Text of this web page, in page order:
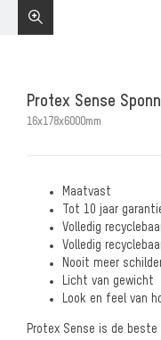
Protex Sense
16x178x6000mm
Maatvast
Tot 10 jaar
Volledig
Volledig
Nooit meer
Licht van gewicht
Look en feel van
Protex Sense is de